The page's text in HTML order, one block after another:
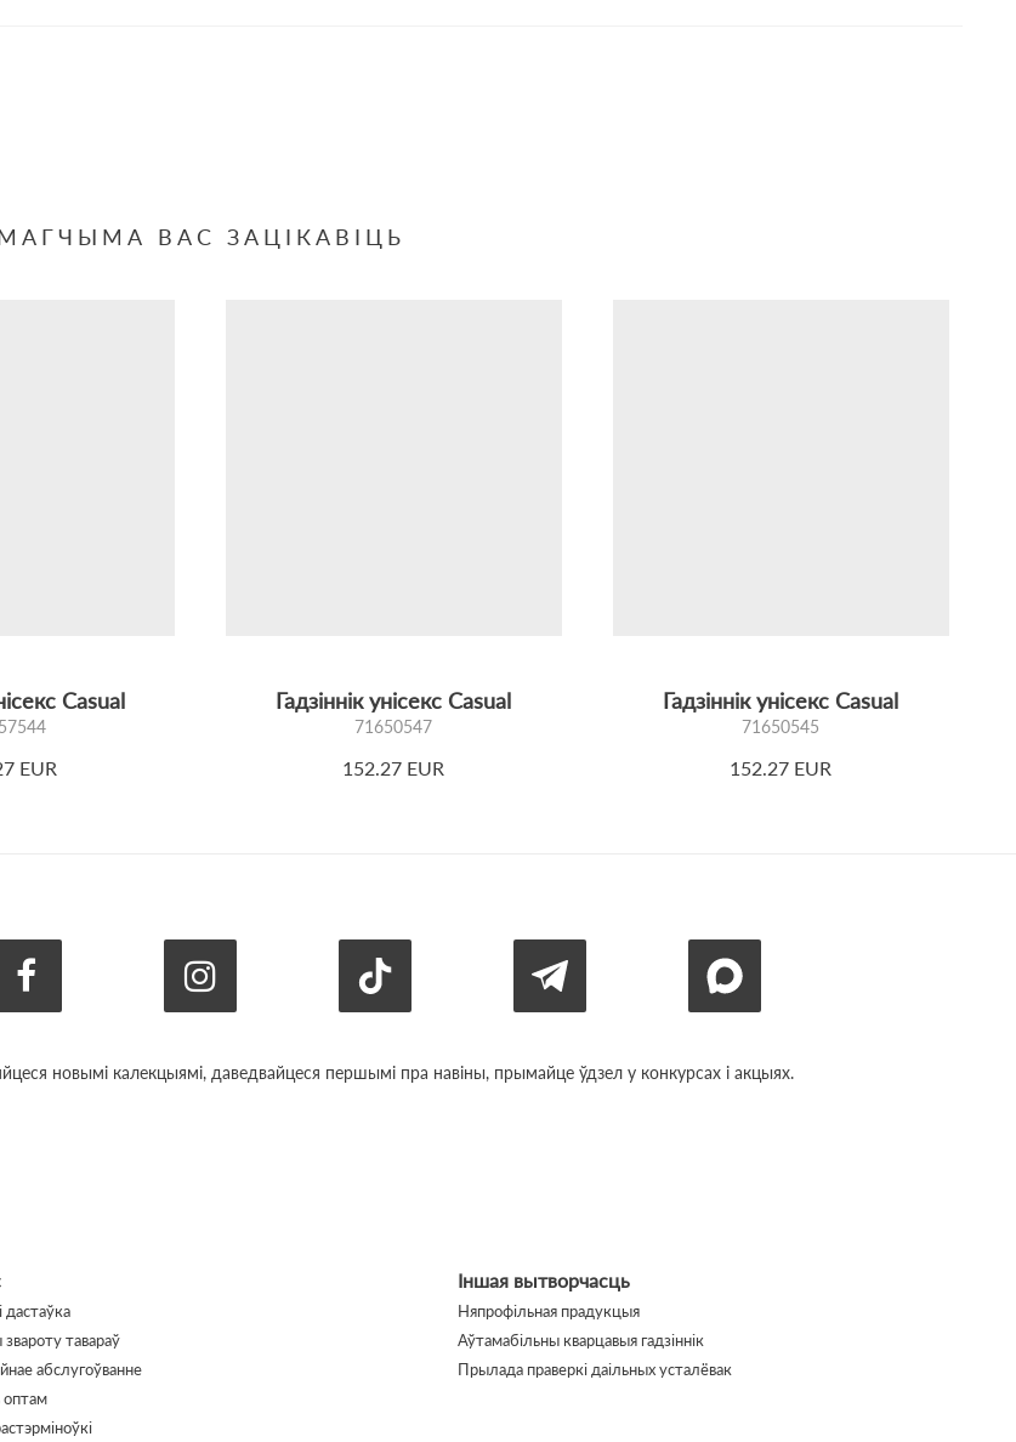
ВАС ЗАЦІКАВІЦЬ
Casual
EUR
Гадзіннік унісекс Casual
71650547
152.27 EUR
Гадзіннік унісекс Casual
71650545
152.27 EUR
новымі калекцыямі, даведвайцеся першымі пра навіны, прымайце ўдзел у конкурсах і акцыях.
дастаўка
тавараў
абслугоўванне
Іншая вытворчасць
Няпрофільная прадукцыя
Аўтамабільны кварцавыя гадзіннік
Прылада праверкі даільных усталёвак